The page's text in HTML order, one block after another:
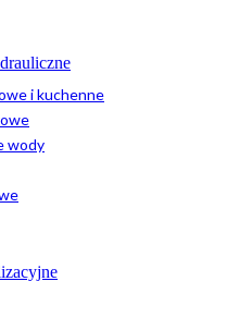
i kuchenne
wody